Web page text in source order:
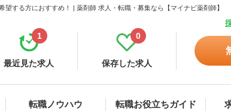
する方におすすめ！ | 薬剤師 求人・転職・募集なら【マイナビ薬剤師】
最近見た求人
1
保存した求人
0
転職ノウハウ 転職お役立ちガイド